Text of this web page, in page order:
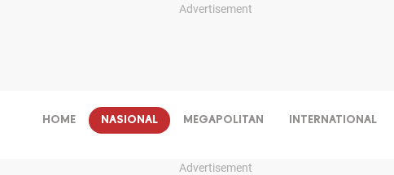
Advertisement
HOME NASIONAL MEGAPOLITAN INTERNATIONAL
Advertisement